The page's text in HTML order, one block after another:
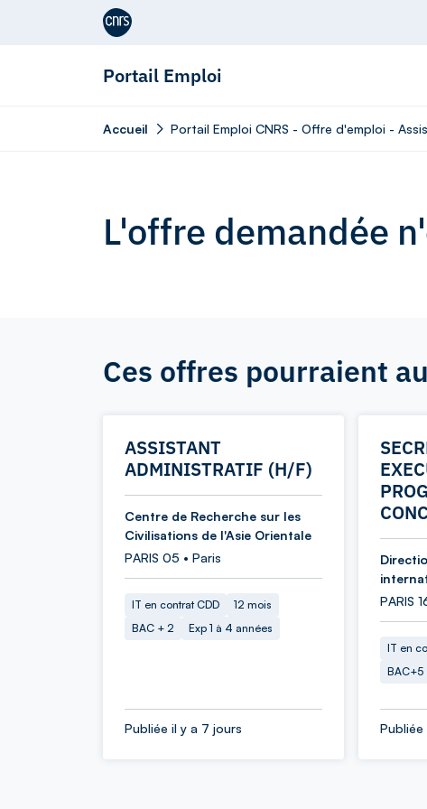
Aller au contenu
Portail Emploi
Accueil Portail Emploi CNRS - Offre d'emploi -
L'offre demandée
Ces offres pourraient
ASSISTANT
ADMINISTRATIF (H/F)
Centre de Recherche sur les
Civilisations de l'Asie Orientale
PARIS 05 • Paris
IT en contrat CDD
12 mois
BAC + 2
Exp 1 à 4 années
Publiée il y a 7 jours
PARIS
IT en
BAC+5
Publiée